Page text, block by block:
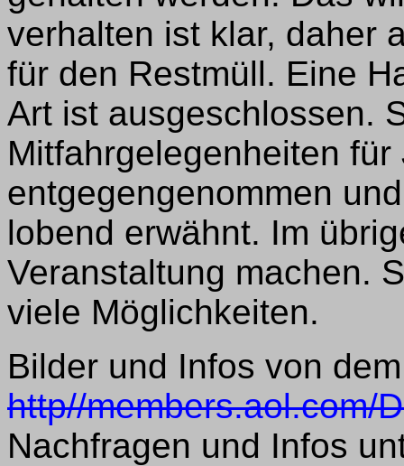
verhalten ist klar, daher
für den Restmüll. Eine
Art ist ausgeschlossen.
Mitfahrgelegenheiten
entgegengenommen
lobend erwähnt. Im
Veranstaltung machen.
viele Möglichkeiten.
Bilder und Infos von
http//members.aol.com/
Nachfragen und Infos